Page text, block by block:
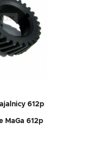
612p
MaGa 612p